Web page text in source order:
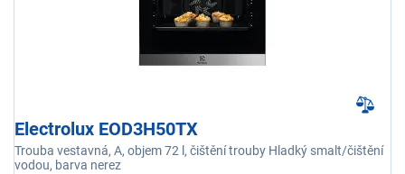
Electrolux EOD3H50TX
Trouba vestavná, A, objem 72 l, čištění trouby Hladký smalt/čištění
vodou, barva nerez